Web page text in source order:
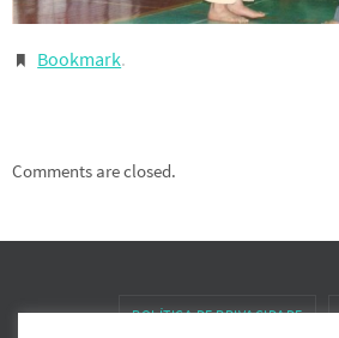
Bookmark.
Comments are closed.
POLÍTICA DE PRIVACIDADE